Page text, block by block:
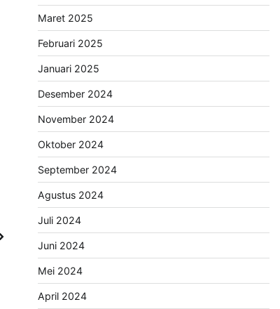
Maret 2025
Februari 2025
Januari 2025
Desember 2024
November 2024
Oktober 2024
September 2024
Agustus 2024
Juli 2024
Juni 2024
Mei 2024
April 2024